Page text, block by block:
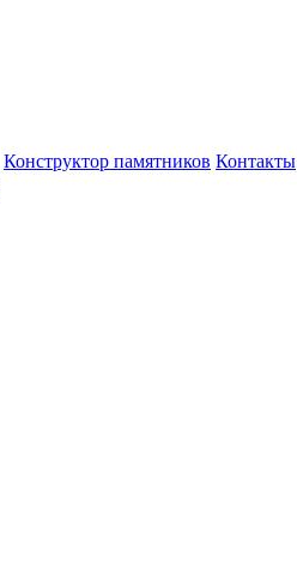
Конструктор памятников Контакты